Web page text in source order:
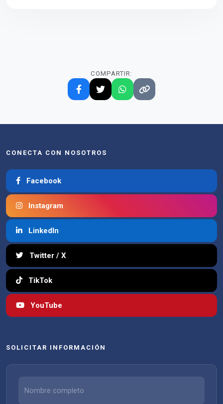
COMPARTIR:
CONECTA CON NOSOTROS
Facebook
Instagram
LinkedIn
Twitter / X
TikTok
YouTube
SOLICITAR INFORMACIÓN